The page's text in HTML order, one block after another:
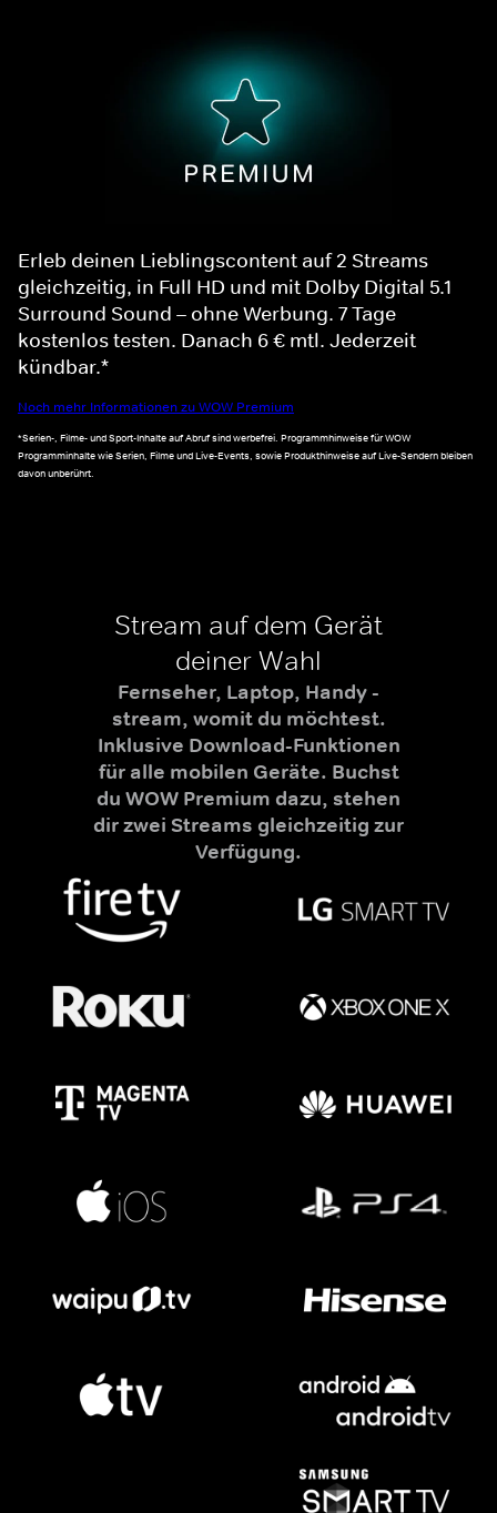
Erleb deinen Lieblingscontent auf 2 Streams
gleichzeitig, in Full HD und mit Dolby Digital 5.1
Surround Sound – ohne Werbung. 7 Tage
kostenlos testen. Danach 6 € mtl. Jederzeit
kündbar.*
Noch mehr Informationen zu WOW Premium
*Serien-, Filme- und Sport-Inhalte auf Abruf sind werbefrei. Programmhinweise für WOW
Programminhalte wie Serien, Filme und Live-Events, sowie Produkthinweise auf Live-Sendern bleiben
davon unberührt.
Stream auf dem Gerät
deiner Wahl
Fernseher, Laptop, Handy -
stream, womit du möchtest.
Inklusive Download-Funktionen
für alle mobilen Geräte. Buchst
du WOW Premium dazu, stehen
dir zwei Streams gleichzeitig zur
Verfügung.